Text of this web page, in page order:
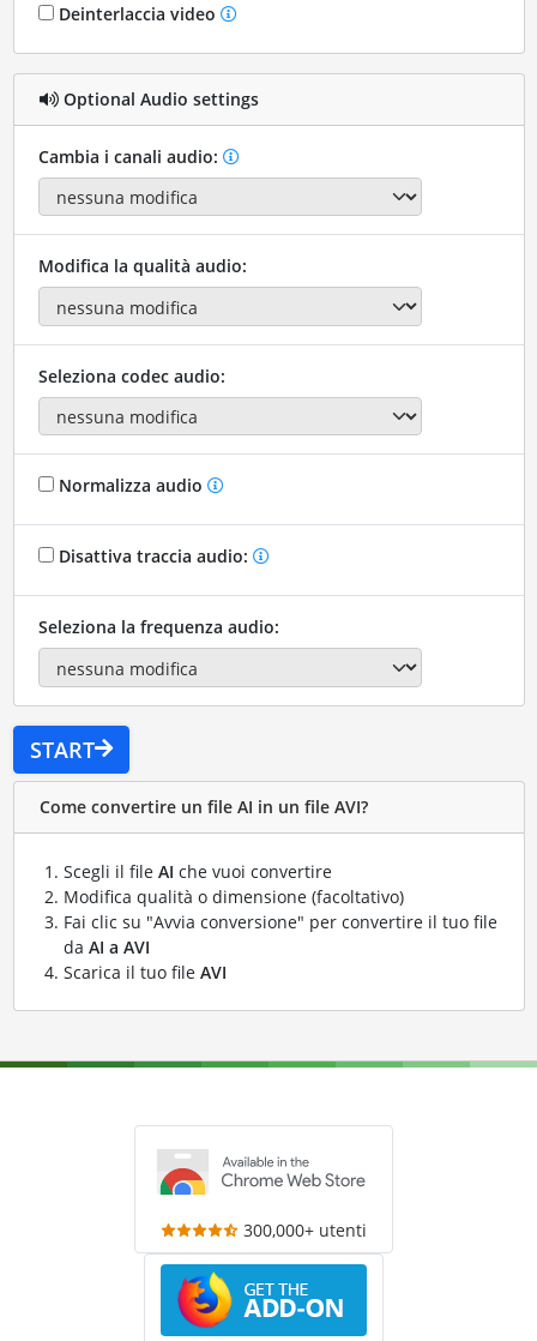
Deinterlaccia video
Optional Audio settings
Cambia i canali audio:
Modifica la qualità audio:
Seleziona codec audio:
Normalizza audio
Disattiva traccia audio:
Seleziona la frequenza audio:
START
Come convertire un file AI in un file AVI?
Scegli il file AI che vuoi convertire
Modifica qualità o dimensione (facoltativo)
Fai clic su "Avvia conversione" per convertire il tuo file
da AI a AVI
Scarica il tuo file AVI
300,000+ utenti